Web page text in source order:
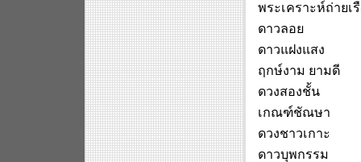
พระเคราะห์ถ่ายเ
ดาวลอย
ดาวแฝงแสง
ฤกษ์งาม ยามดี
ดวงสองชั้น
เกณฑ์ชัณษา
ดวงชาวเกาะ
ดาวบุพกรรม